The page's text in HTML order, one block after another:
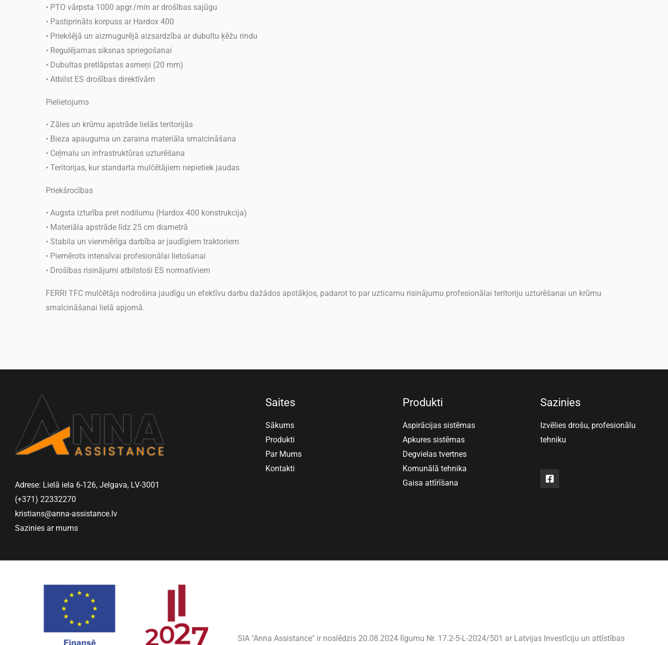
• PTO vārpsta 1000 apgr./min ar drošības sajūgu
• Pastiprināts korpuss ar Hardox 400
• Priekšējā un aizmugurējā aizsardzība ar dubultu ķēžu rindu
• Regulējamas siksnas spriegošanai
• Dubultas pretlāpstas asmeņi (20 mm)
• Atbilst ES drošības direktīvām
Pielietojums
• Zāles un krūmu apstrāde lielās teritorijās
• Bieza apauguma un zaraina materiāla smalcināšana
• Ceļmalu un infrastruktūras uzturēšana
• Teritorijas, kur standarta mulčētājiem nepietiek jaudas
Priekšrocības
• Augsta izturība pret nodilumu (Hardox 400 konstrukcija)
• Materiāla apstrāde līdz 25 cm diametrā
• Stabila un vienmērīga darbība ar jaudīgiem traktoriem
• Piemērots intensīvai profesionālai lietošanai
• Drošības risinājumi atbilstoši ES normatīviem
FERRI TFC mulčētājs nodrošina jaudīgu un efektīvu darbu dažādos apstākļos, padarot to par uzticamu risinājumu profesionālai teritoriju uzturēšanai un krūmu
smalcināšanai lielā apjomā.
Adrese: Lielā iela 6-126, Jelgava, LV-3001
(+371) 22332270
kristians@anna-assistance.lv
Sazinies ar mums
Saites
Sākums
Produkti
Par Mums
Kontakti
Produkti
Aspirācijas sistēmas
Apkures sistēmas
Degvielas tvertnes
Komunālā tehnika
Gaisa attīrīšana
Sazinies
Izvēlies drošu, profesionālu
tehniku
SIA "Anna Assistance" ir noslēdzis 20.08.2024 līgumu Nr. 17.2-5-L-2024/501 ar Latvijas Investīciju un attīstības